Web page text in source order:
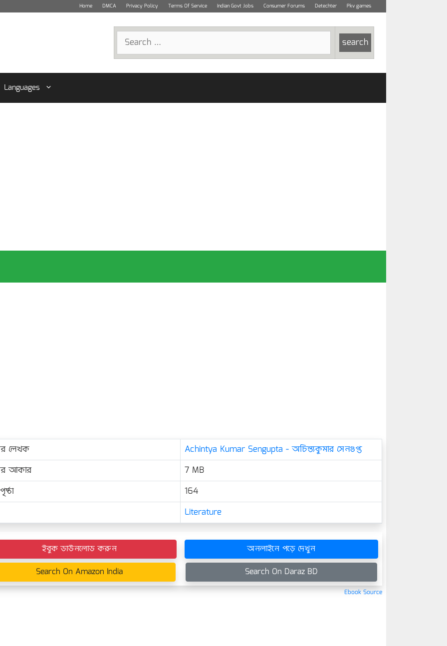
Home DMCA Privacy Policy Terms Of Service Indian Govt Jobs Consumer Forums Detechter Pkv games
Search
for:
Languages
লেখক
Achintya Kumar Sengupta - অচিন্ত্যকুমার সেনগুপ্ত
আকার
7 MB
164
Literature
ইবুক ডাউনলোড করুন
অনলাইনে পড়ে দেখুন
Search On Amazon India
Search On Daraz BD
Ebook Source